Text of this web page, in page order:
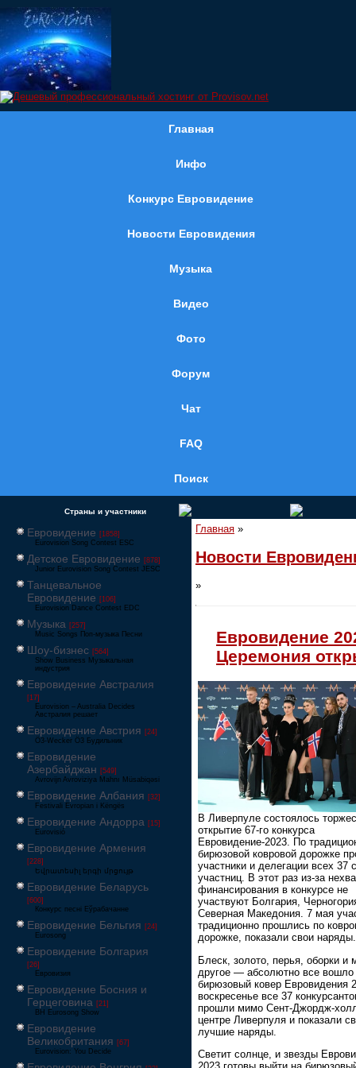
Главная
Инфо
Конкурс Евровидение
Новости Евровидения
Музыка
Видео
Фото
Форум
Чат
FAQ
Поиск
Страны и участники
Евровидение [1858]
Eurovision Song Contest ESC
Детское Евровидение [878]
Junior Eurovision Song Contest JESC
Танцевальное
Евровидение [106]
Eurovision Dance Contest EDC
Музыка [257]
Music Songs Поп-музыка Песни
Шоу-бизнес [564]
Show Business Музыкальная
индустрия
Евровидение Австралия
[17]
Eurovision – Australia Decides
Австралия решает
Евровидение Австрия [24]
Ö3-Wecker Ö3 Будильник
Евровидение
Азербайджан [549]
Avrovijn Avroviziya Mahnı Müsabiqəsi
Евровидение Албания [32]
Festivali Evropian i Këngës
Евровидение Андорра [15]
Eurovisió
Евровидение Армения
[228]
Եվրատեսիլ երգի մրցույթ
Евровидение Беларусь
[600]
Конкурс песні Еўрабачанне
Евровидение Бельгия [24]
Eurosong
Евровидение Болгария
[26]
Евровизия
Евровидение Босния и
Герцеговина [21]
BH Eurosong Show
Евровидение
Великобритания [67]
Eurovision: You Decide
Главная »
Новости
»
Евровидение
Церемония
В Ливерпуле состоялось
открытие 67-го конкурса
Евровидение-2023. По
бирюзовой ковровой дорожке
участники и делегации всех 37
участниц. В этот раз из-за
финансирования в конкурсе не
участвуют Болгария,
Северная Македония. 7 мая
традиционно прошлись по
дорожке, показали свои наряды.
Блеск, золото, перья, оборки и
другое — абсолютно все вошло
бирюзовый ковер Евровидения
воскресенье все 37
прошли мимо Сент-Джордж-
центре Ливерпуля и показали
лучшие наряды.
Светит солнце, и звезды